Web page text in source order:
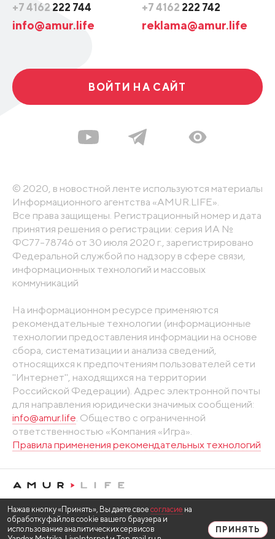
+7 4162 222 744
info@amur.life
+7 4162 222 742
reklama@amur.life
ВОЙТИ НА САЙТ
© 2020, в новостной ленте используются материалы
Информационного агентства «AMUR.LIFE».
Все права защищены. Регистрационный номер и дата
принятия решения о регистрации: серия ИА №
ФС77-78746 от 30 июля 2020 г., зарегистрировано
Федеральной службой по надзору в сфере связи,
информационных технологий и массовых
коммуникаций
На информационном ресурсе применяются
рекомендательные технологии (информационные
технологии предоставления информации на основе
сбора, систематизации и анализа сведений,
относящихся к предпочтениям пользователей сети
"Интернет", находящихся на территории
Российской Федерации). Адрес электронной почты
для направления юридически значимых сообщений:
info@amur.life . Общество с ограниченной
ответственностью «Компания «Игра».
Правила применения рекомендательных технологий
Нажав кнопку «Принять», Вы даете свое согласие на
обработку файлов cookie вашего браузера и
использование аналитических сервисов
ПРИНЯТЬ